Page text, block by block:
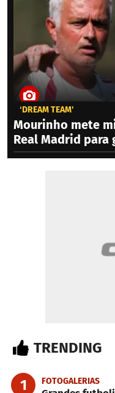
‘DREAM TEAM'
Mourinho mete
Real Madrid para
TRENDING
1 FOTOGALERIAS